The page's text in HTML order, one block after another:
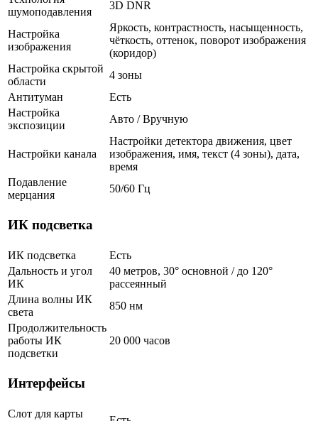
шумоподавления
3D DNR
Настройка
изображения
Яркость, контрастность, насыщенность,
чёткость, оттенок, поворот изображения
(коридор)
Настройка скрытой
области
4 зоны
Антитуман
Есть
Настройка
экспозиции
Авто / Вручную
Настройки канала
Настройки детектора движения, цвет
изображения, имя, текст (4 зоны), дата,
время
Подавление
мерцания
50/60 Гц
ИК подсветка
ИК подсветка
Есть
Дальность и угол
ИК
40 метров, 30° основной / до 120°
рассеянный
Длина волны ИК
света
850 нм
Продолжительность
работы ИК
подсветки
20 000 часов
Интерфейсы
Слот для карты